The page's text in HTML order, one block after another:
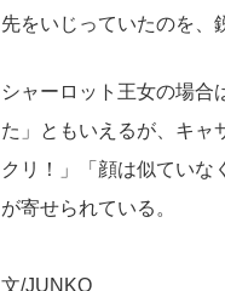
先をいじっていたのを、
シャーロット王女の場合
た」ともいえるが、キャ
クリ！」「顔は似ていな
が寄せられている。
文/JUNKO